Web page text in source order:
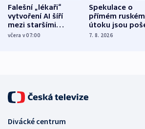
Falešní „lékaři“
vytvoření AI šíří
mezi staršími
Poláky nebezpečné
včera v 07:00
Spekulace o
přímém ruském
útoku jsou
míní estonský
7. 8. 2026
Divácké centrum